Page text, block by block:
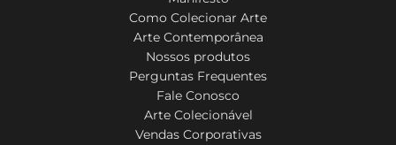
Como Colecionar Arte
Arte Contemporânea
Nossos produtos
Perguntas Frequentes
Fale Conosco
Arte Colecionável
Vendas Corporativas